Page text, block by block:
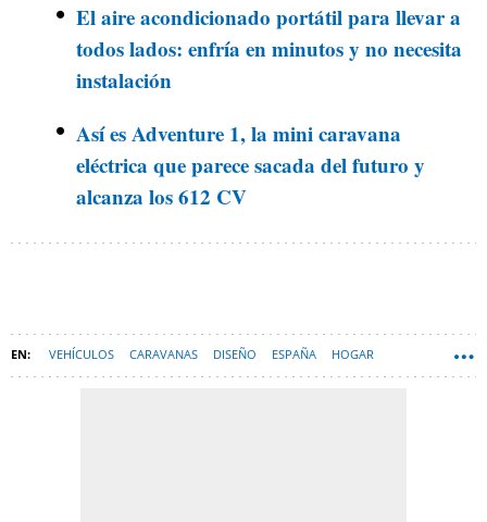
El aire acondicionado portátil para llevar a
todos lados: enfría en minutos y no necesita
instalación
Así es Adventure 1, la mini caravana
eléctrica que parece sacada del futuro y
alcanza los 612 CV
VEHÍCULOS CARAVANAS DISEÑO ESPAÑA HOGAR